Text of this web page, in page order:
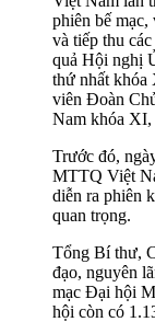
phiên bế
và tiếp thu
quả Hội nghị
thứ nhất
viên Đoàn
Nam khóa XI,
Trước đó,
MTTQ Việt
diễn ra phiên
quan trọng.
Tổng Bí thư,
đạo, nguyên
mạc Đại hội
hội còn có